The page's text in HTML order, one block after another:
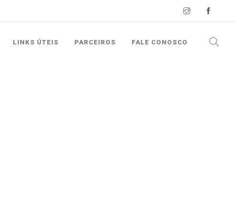
LINKS ÚTEIS PARCEIROS FALE CONOSCO